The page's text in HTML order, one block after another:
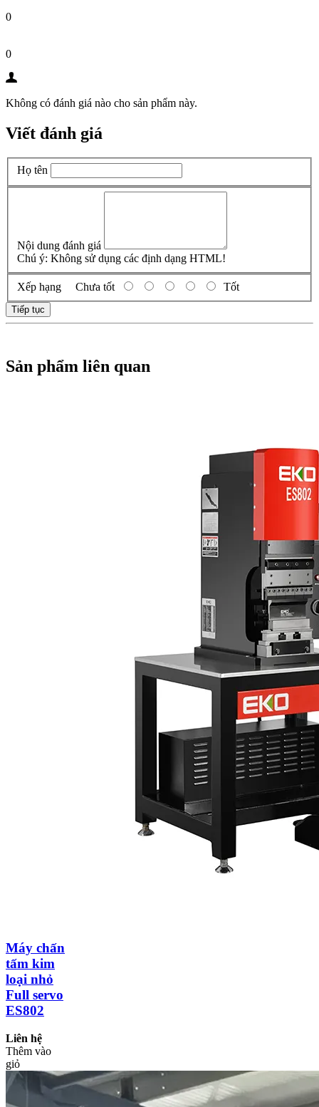
0
0
Không có đánh giá nào cho sản phẩm này.
Viết đánh giá
Họ tên
Nội dung đánh giá
Chú ý: Không sử dụng các định dạng HTML!
Xếp hạng Chưa tốt Tốt
Tiếp tục
Sản phẩm liên quan
Máy chấn
tấm kim
loại nhỏ
Full servo
ES802
Liên hệ
Thêm vào
giỏ